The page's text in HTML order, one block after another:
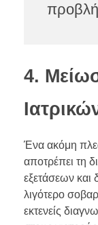
4.
Ένα ακόμη
αποτρέπει τη
εξετάσεων και
λιγότερο
εκτενείς